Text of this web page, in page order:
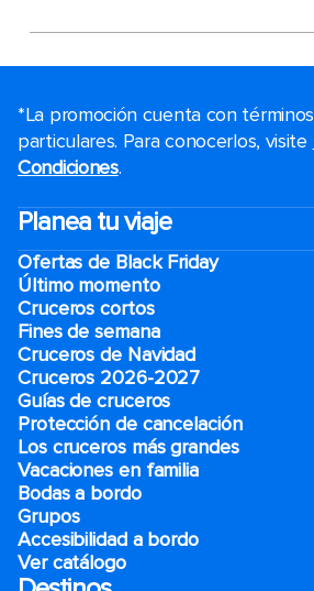
*La promoción cuenta con
particulares. Para conocerlos, visite
Condiciones.
Planea tu viaje
Ofertas de Black Friday
Último momento
Cruceros cortos
Fines de semana
Cruceros de Navidad
Cruceros 2026-2027
Guías de cruceros
Protección de cancelación
Los cruceros más grandes
Vacaciones en familia
Bodas a bordo
Grupos
Accesibilidad a bordo
Ver catálogo